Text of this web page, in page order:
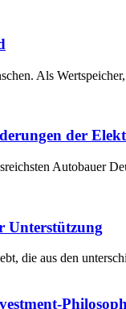
Als
der
Autobauer
Unterstützung
die aus den